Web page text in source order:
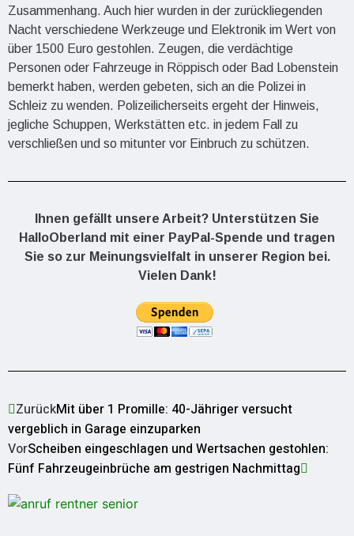
Zusammenhang. Auch hier wurden in der zurückliegenden
Nacht verschiedene Werkzeuge und Elektronik im Wert von
über 1500 Euro gestohlen. Zeugen, die verdächtige
Personen oder Fahrzeuge in Röppisch oder Bad Lobenstein
bemerkt haben, werden gebeten, sich an die Polizei in
Schleiz zu wenden. Polizeilicherseits ergeht der Hinweis,
jegliche Schuppen, Werkstätten etc. in jedem Fall zu
verschließen und so mitunter vor Einbruch zu schützen.
Ihnen gefällt unsere Arbeit? Unterstützen Sie
HalloOberland mit einer PayPal-Spende und tragen
Sie so zur Meinungsvielfalt in unserer Region bei.
Vielen Dank!
ZurückMit über 1 Promille: 40-Jähriger versucht
vergeblich in Garage einzuparken
VorScheiben eingeschlagen und Wertsachen gestohlen:
Fünf Fahrzeugeinbrüche am gestrigen Nachmittag